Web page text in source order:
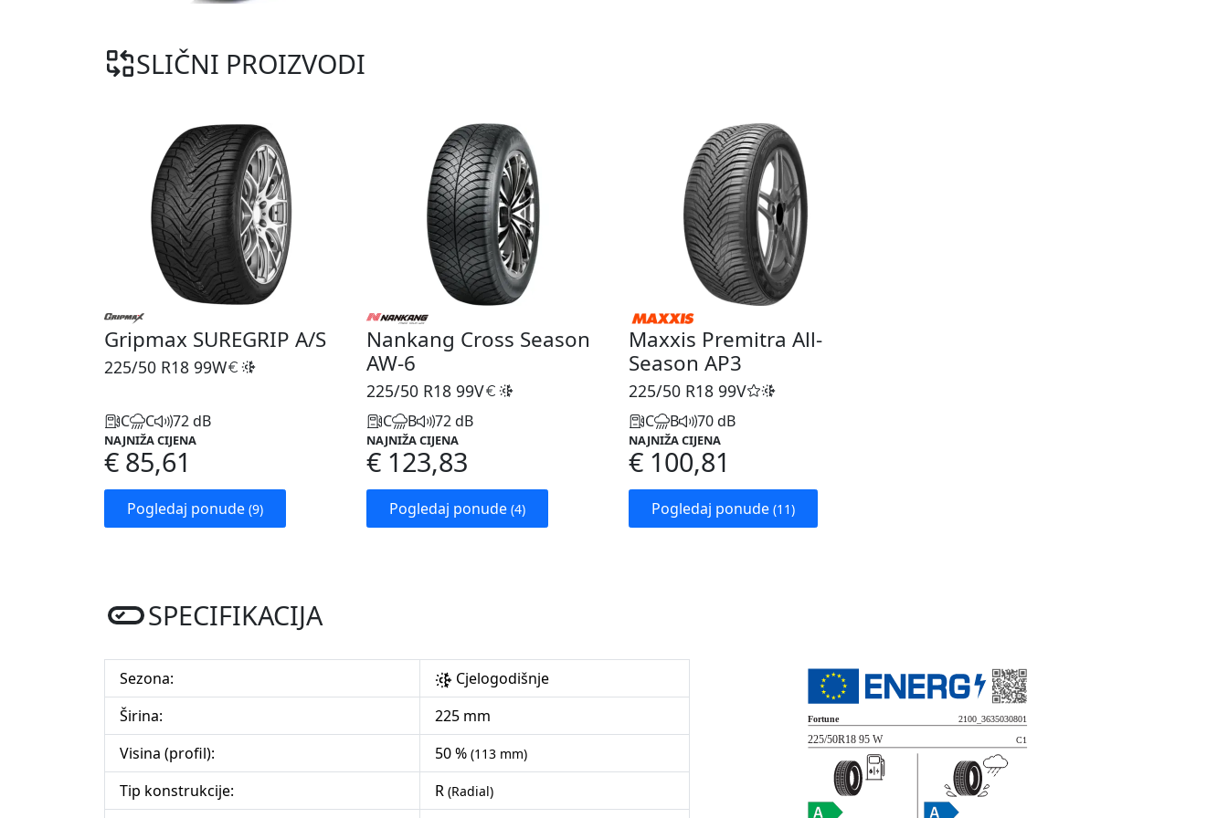
SLIČNI PROIZVODI
Gripmax SUREGRIP A/S
225/50 R18 99W
C C 72 dB
NAJNIŽA CIJENA
€ 85,61
Pogledaj ponude (9)
Nankang Cross Season
AW-6
225/50 R18 99V
C B 72 dB
NAJNIŽA CIJENA
€ 123,83
Pogledaj ponude (4)
Maxxis Premitra All-
Season AP3
225/50 R18 99V
C B 70 dB
NAJNIŽA CIJENA
€ 100,81
Pogledaj ponude (11)
SPECIFIKACIJA
Sezona:
Cjelogodišnje
Širina:
225 mm
Visina (profil):
50 % (113 mm)
Tip konstrukcije: R (Radial)